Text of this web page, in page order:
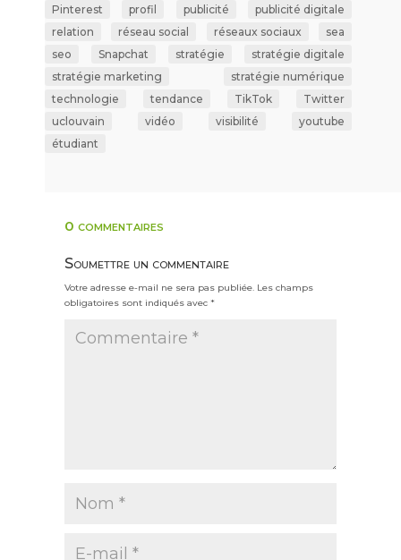
Pinterest
profil publicité
publicité digitale
relation
réseau social réseaux sociaux
sea
seo
Snapchat stratégie
stratégie digitale
stratégie marketing
stratégie numérique
technologie
tendance TikTok
Twitter
uclouvain
vidéo visibilité
youtube
étudiant
0 commentaires
Soumettre un commentaire
Votre adresse e-mail ne sera pas publiée. Les champs
obligatoires sont indiqués avec *